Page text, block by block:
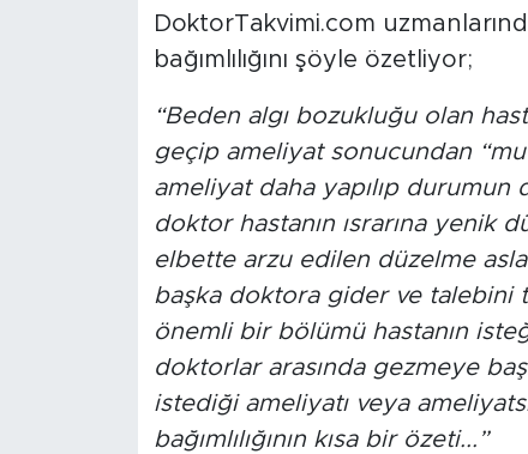
DoktorTakvimi.com
bağımlılığını şöyle özetliyor;
“Beden algı bozukluğu olan
geçip ameliyat sonucundan
ameliyat daha yapılıp durumun
doktor hastanın ısrarına yenik
elbette arzu edilen düzelme
başka doktora gider ve talebini
önemli bir bölümü hastanın
doktorlar arasında gezmeye
istediği ameliyatı veya
bağımlılığının kısa bir özeti...”